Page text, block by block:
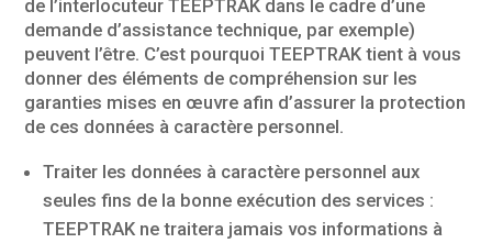
de l’interlocuteur TEEPTRAK dans le cadre d’une
demande d’assistance technique, par exemple)
peuvent l’être. C’est pourquoi TEEPTRAK tient à vous
donner des éléments de compréhension sur les
garanties mises en œuvre afin d’assurer la protection
de ces données à caractère personnel.
Traiter les données à caractère personnel aux
seules fins de la bonne exécution des services :
TEEPTRAK ne traitera jamais vos informations à